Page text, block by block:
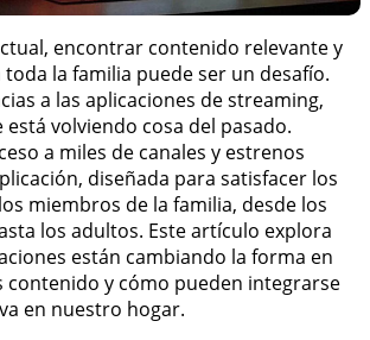
encontrar contenido relevante y
la familia puede ser un desafío.
a las aplicaciones de streaming,
volviendo cosa del pasado.
a miles de canales y estrenos
diseñada para satisfacer los
miembros de la familia, desde los
los adultos. Este artículo explora
están cambiando la forma en
contenido y cómo pueden integrarse
en nuestro hogar.